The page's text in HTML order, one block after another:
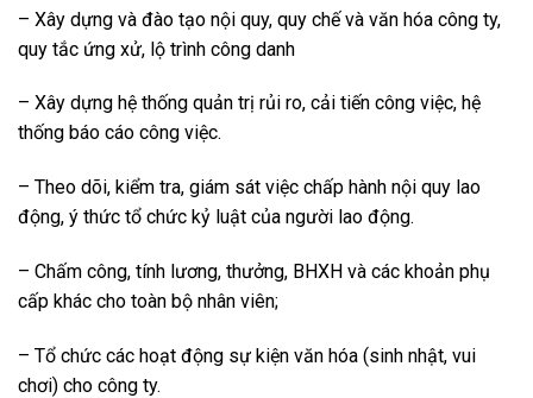
– Xây dựng và đào tạo nội quy, quy chế và văn hóa công ty,
quy tắc ứng xử, lộ trình công danh
– Xây dựng hệ thống quản trị rủi ro, cải tiến công việc, hệ
thống báo cáo công việc.
– Theo dõi, kiểm tra, giám sát việc chấp hành nội quy lao
động, ý thức tổ chức kỷ luật của người lao động.
– Chấm công, tính lương, thưởng, BHXH và các khoản phụ
cấp khác cho toàn bộ nhân viên;
– Tổ chức các hoạt động sự kiện văn hóa (sinh nhật, vui
chơi) cho công ty.